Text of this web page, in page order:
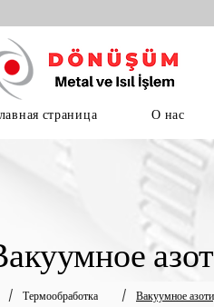
страница О нас
/ Термообработка / Вакуумное